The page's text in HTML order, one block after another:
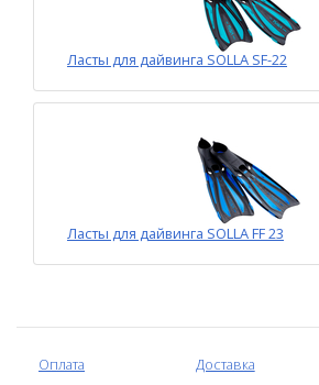
Ласты для дайвинга SOLLA SF-22
Ласты для дайвинга SOLLA FF 23
Оплата Доставка